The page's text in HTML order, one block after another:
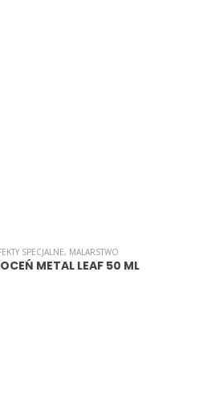
SPECJALNE, MALARSTWO
METAL LEAF 50 ML